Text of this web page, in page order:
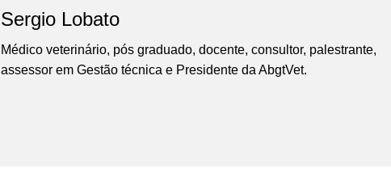
Sergio Lobato
Médico veterinário, pós graduado, docente, consultor, palestrante,
assessor em Gestão técnica e Presidente da AbgtVet.